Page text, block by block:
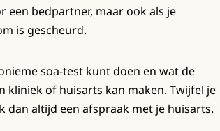
een bedpartner, maar ook als je
is gescheurd.
soa-test kunt doen en wat de
kliniek of huisarts kan maken. Twijfel je
dan altijd een afspraak met je huisarts.